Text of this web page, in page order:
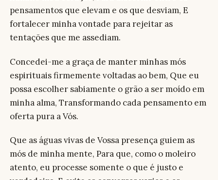
pensamentos que elevam e os que desviam, E
fortalecer minha vontade para rejeitar as
tentações que me assediam.
Concedei-me a graça de manter minhas mós
espirituais firmemente voltadas ao bem, Que eu
possa escolher sabiamente o grão a ser moído em
minha alma, Transformando cada pensamento em
oferta pura a Vós.
Que as águas vivas de Vossa presença guiem as
mós de minha mente, Para que, como o moleiro
atento, eu processe somente o que é justo e